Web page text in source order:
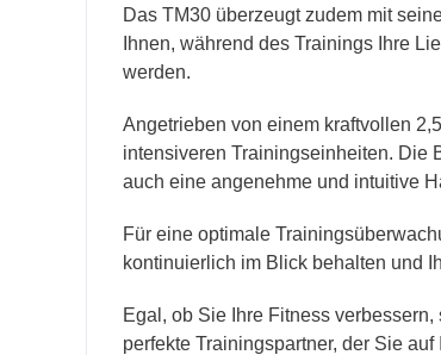
Das TM30 überzeugt zudem mit
Ihnen, während des Trainings Ihre
werden.
Angetrieben von einem kraftvollen
intensiveren Trainingseinheiten. Die
auch eine angenehme und intuitive
Für eine optimale
kontinuierlich im Blick behalten und
Egal, ob Sie Ihre Fitness
perfekte Trainingspartner, der Sie